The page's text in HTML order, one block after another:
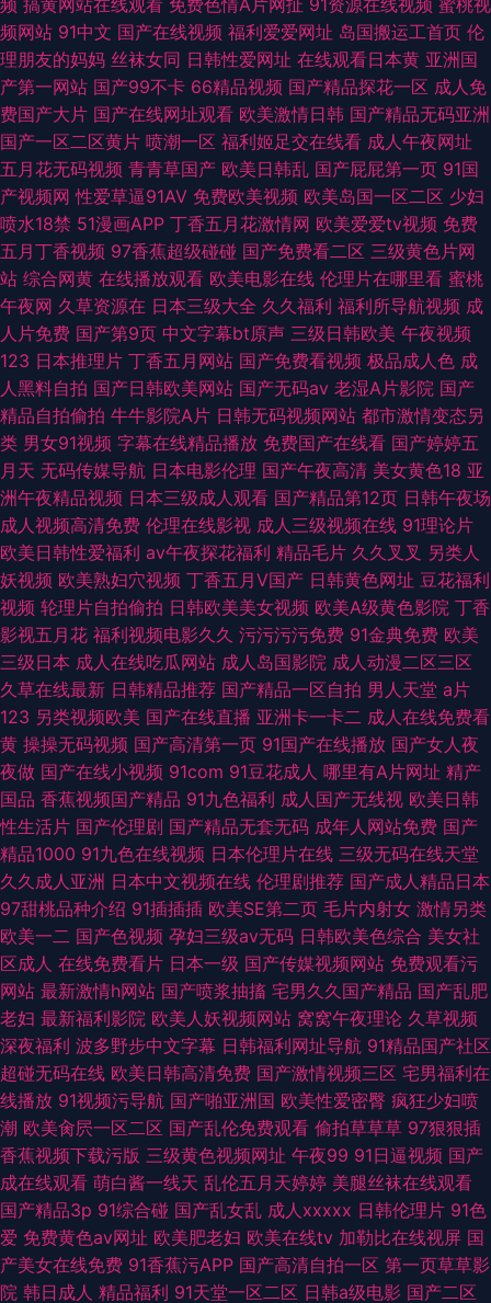
频 搞黄网站在线观看 免费色情A片网扯 91资源在线视频 蜜桃视
频网站 91中文 国产在线视频 福利爱爱网址 岛国搬运工首页 伦
理朋友的妈妈 丝袜女同 日韩性爱网址 在线观看日本黄 亚洲国
产第一网站 国产99不卡 66精品视频 国产精品探花一区 成人免
费国产大片 国产在线网址观看 欧美激情日韩 国产精品无码亚洲
国产一区二区黄片 喷潮一区 福利姬足交在线看 成人午夜网址
五月花无码视频 青青草国产 欧美日韩乱 国产屁屁第一页 91国
产视频网 性爱草逼91AV 免费欧美视频 欧美岛国一区二区 少妇
喷水18禁 51漫画APP 丁香五月花激情网 欧美爱爱tv视频 免费
五月丁香视频 97香蕉超级碰碰 国产免费看二区 三级黄色片网
站 综合网黄 在线播放观看 欧美电影在线 伦理片在哪里看 蜜桃
午夜网 久草资源在 日本三级大全 久久福利 福利所导航视频 成
人片免费 国产第9页 中文字幕bt原声 三级日韩欧美 午夜视频
123 日本推理片 丁香五月网站 国产免费看视频 极品成人色 成
人黑料自拍 国产日韩欧美网站 国产无码av 老湿A片影院 国产
精品自拍偷拍 牛牛影院A片 日韩无码视频网站 都市激情变态另
类 男女91视频 字幕在线精品播放 免费国产在线看 国产婷婷五
月天 无码传媒导航 日本电影伦理 国产午夜高清 美女黄色18 亚
洲午夜精品视频 日本三级成人观看 国产精品第12页 日韩午夜场
成人视频高清免费 伦理在线影视 成人三级视频在线 91理论片
欧美日韩性爱福利 av午夜探花福利 精品毛片 久久叉叉 另类人
妖视频 欧美熟妇穴视频 丁香五月V国产 日韩黄色网址 豆花福利
视频 轮理片自拍偷拍 日韩欧美美女视频 欧美A级黄色影院 丁香
影视五月花 福利视频电影久久 污污污污免费 91金典免费 欧美
三级日本 成人在线吃瓜网站 成人岛国影院 成人动漫二区三区
久草在线最新 日韩精品推荐 国产精品一区自拍 男人天堂 a片
123 另类视频欧美 国产在线直播 亚洲卡一卡二 成人在线免费看
黄 操操无码视频 国产高清第一页 91国产在线播放 国产女人夜
夜做 国产在线小视频 91com 91豆花成人 哪里有A片网址 精产
国品 香蕉视频国产精品 91九色福利 成人国产无线视 欧美日韩
性生活片 国产伦理剧 国产精品无套无码 成年人网站免费 国产
精品1000 91九色在线视频 日本伦理片在线 三级无码在线天堂
久久成人亚洲 日本中文视频在线 伦理剧推荐 国产成人精品日本
97甜桃品种介绍 91插插插 欧美SE第二页 毛片内射女 激情另类
欧美一二 国产色视频 孕妇三级av无码 日韩欧美色综合 美女社
区成人 在线免费看片 日本一级 国产传媒视频网站 免费观看污
网站 最新激情h网站 国产喷浆抽搐 宅男久久国产精品 国产乱肥
老妇 最新福利影院 欧美人妖视频网站 窝窝午夜理论 久草视频
深夜福利 波多野步中文字幕 日韩福利网址导航 91精品国产社区
超碰无码在线 欧美日韩高清免费 国产激情视频三区 宅男福利在
线播放 91视频污导航 国产啪亚洲国 欧美性爱密臀 疯狂少妇喷
潮 欧美肏屄一区二区 国产乱伦免费观看 偷拍草草草 97狠狠插
香蕉视频下载污版 三级黄色视频网址 午夜99 91日逼视频 国产
成在线观看 萌白酱一线天 乱伦五月天婷婷 美腿丝袜在线观看
国产精品3p 91综合碰 国产乱女乱 成人xxxxx 日韩伦理片 91色
爱 免费黄色av网址 欧美肥老妇 欧美在线tv 加勒比在线视屏 国
产美女在线免费 91香蕉污APP 国产高清自拍一区 第一页草草影
院 韩日成人 精品福利 91天堂一区二区 日韩a级电影 国产二区